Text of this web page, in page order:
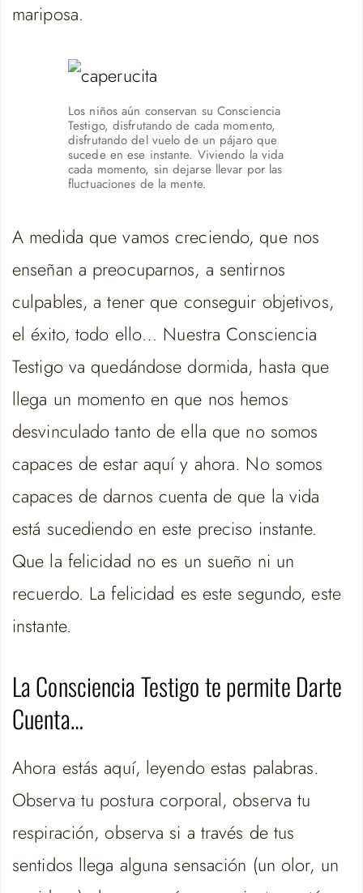
mariposa.
Los niños aún conservan su Consciencia
Testigo, disfrutando de cada momento,
disfrutando del vuelo de un pájaro que
sucede en ese instante. Viviendo la vida
cada momento, sin dejarse llevar por las
fluctuaciones de la mente.
A medida que vamos creciendo, que nos
enseñan a preocuparnos, a sentirnos
culpables, a tener que conseguir objetivos,
el éxito, todo ello… Nuestra Consciencia
Testigo va quedándose dormida, hasta que
llega un momento en que nos hemos
desvinculado tanto de ella que no somos
capaces de estar aquí y ahora. No somos
capaces de darnos cuenta de que la vida
está sucediendo en este preciso instante.
Que la felicidad no es un sueño ni un
recuerdo. La felicidad es este segundo, este
instante.
La Consciencia Testigo te permite Darte
Cuenta…
Ahora estás aquí, leyendo estas palabras.
Observa tu postura corporal, observa tu
respiración, observa si a través de tus
sentidos llega alguna sensación (un olor, un